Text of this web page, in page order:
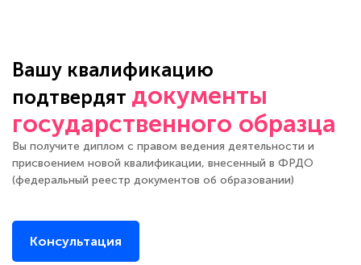
Вашу квалификацию
подтвердят документы
государственного образца
Вы получите диплом с правом ведения деятельности и
присвоением новой квалификации, внесенный в ФРДО
(федеральный реестр документов об образовании)
Консультация